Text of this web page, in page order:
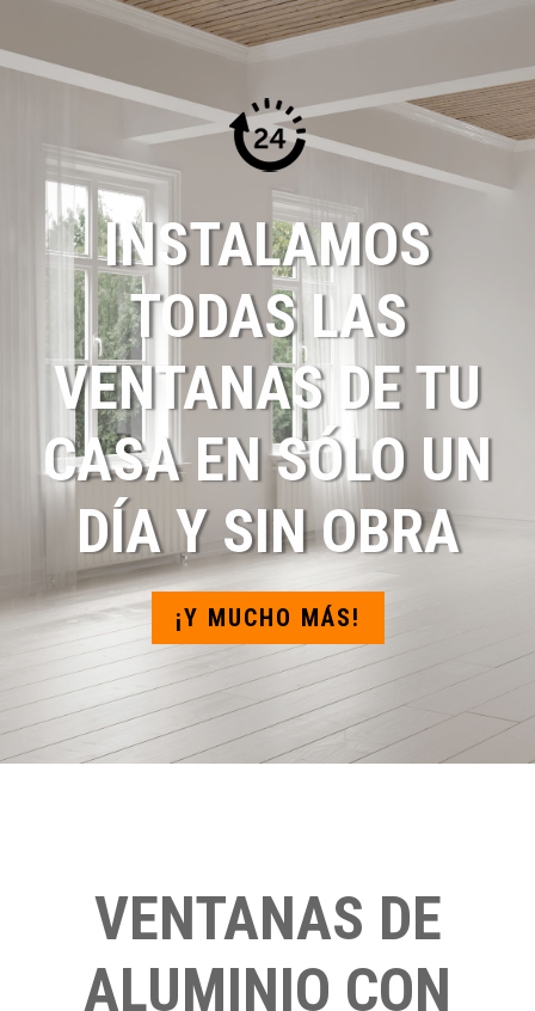
INSTALAMOS
TODAS LAS
VENTANAS DE TU
CASA EN SÓLO UN
DÍA Y SIN OBRA
¡Y MUCHO MÁS!
VENTANAS DE
ALUMINIO CON